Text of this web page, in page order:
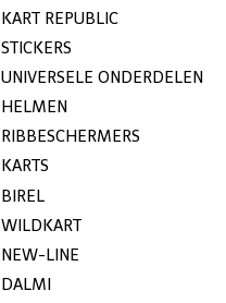
KART REPUBLIC
STICKERS
UNIVERSELE ONDERDELEN
HELMEN
RIBBESCHERMERS
KARTS
BIREL
WILDKART
NEW-LINE
DALMI